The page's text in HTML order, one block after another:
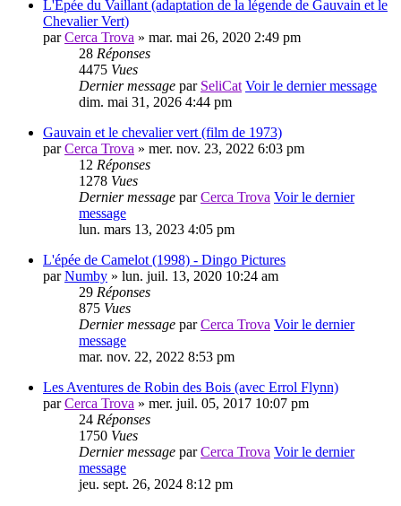
L'Epée du Vaillant (adaptation de la légende de Gauvain et le
Chevalier Vert)
parCerca Trova » mar. mai 26, 2020 2:49 pm
28 Réponses
4475 Vues
Dernier message par SeliCat Voir le dernier message
dim. mai 31, 2026 4:44 pm
Gauvain et le chevalier vert (film de 1973)
parCerca Trova » mer. nov. 23, 2022 6:03 pm
12 Réponses
1278 Vues
Dernier message parCerca Trova Voir le dernier
message
lun. mars 13, 2023 4:05 pm
L'épée de Camelot (1998) - Dingo Pictures
parNumby » lun. juil. 13, 2020 10:24 am
29 Réponses
875 Vues
Dernier message parCerca Trova Voir le dernier
message
mar. nov. 22, 2022 8:53 pm
Les Aventures de Robin des Bois (avec Errol Flynn)
parCerca Trova » mer. juil. 05, 2017 10:07 pm
24 Réponses
1750 Vues
Dernier message parCerca Trova Voir le dernier
message
jeu. sept. 26, 2024 8:12 pm